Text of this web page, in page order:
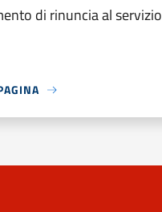
di rinuncia al servizio